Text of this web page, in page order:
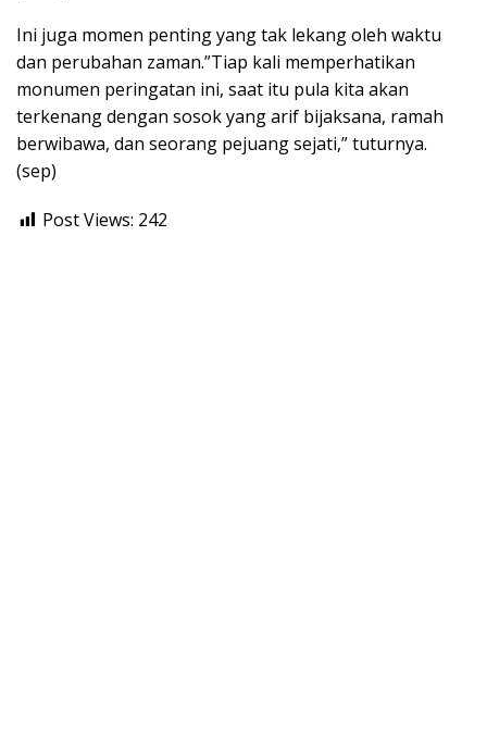
Ini juga momen penting yang tak lekang oleh waktu
dan perubahan zaman.”Tiap kali memperhatikan
monumen peringatan ini, saat itu pula kita akan
terkenang dengan sosok yang arif bijaksana, ramah
berwibawa, dan seorang pejuang sejati,” tuturnya.
(sep)
Post Views: 242